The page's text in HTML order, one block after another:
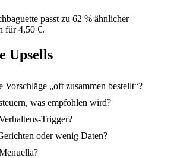
passt zu 62 % ähnlicher
für 4,50 €.
Upsells
Vorschläge „oft zusammen bestellt“?
was empfohlen wird?
Trigger?
oder wenig Daten?